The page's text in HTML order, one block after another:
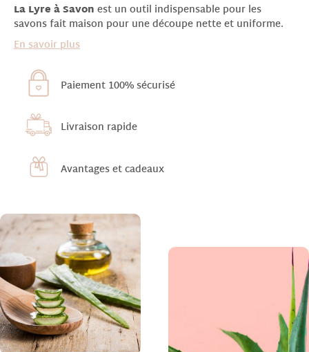
La Lyre à Savon est un outil indispensable pour les
savons fait maison pour une découpe nette et uniforme.
En savoir plus
Paiement 100% sécurisé
Livraison rapide
Avantages et cadeaux